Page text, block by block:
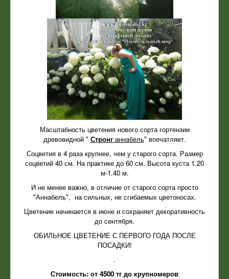
Масштабность цветения нового сорта гортензии
древовидной " Стронг аннабель" впечатляет.
Соцветия в 4 раза крупнее, чем у старого сорта. Размер
соцветий 40 см. На практике до 60 см. Высота куста 1.20
м-1.40 м.
И не менее важно, в отличие от старого сорта просто
"Аннабель", на сильных, не сгибаемых цветоносах.
Цветение начинается в июне и сохраняет декоративность
до сентября.
ОБИЛЬНОЕ ЦВЕТЕНИЕ С ПЕРВОГО ГОДА ПОСЛЕ
ПОСАДКИ!
.
Стоимость: от 4500 тг до крупномеров